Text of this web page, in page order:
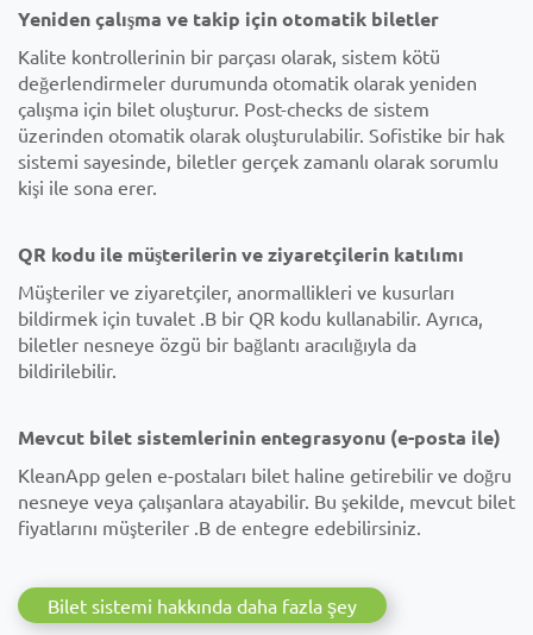
Yeniden çalışma ve takip için otomatik biletler
Kalite kontrollerinin bir parçası olarak, sistem kötü
değerlendirmeler durumunda otomatik olarak yeniden
çalışma için bilet oluşturur. Post-checks de sistem
üzerinden otomatik olarak oluşturulabilir. Sofistike bir hak
sistemi sayesinde, biletler gerçek zamanlı olarak sorumlu
kişi ile sona erer.
QR kodu ile müşterilerin ve ziyaretçilerin katılımı
Müşteriler ve ziyaretçiler, anormallikleri ve kusurları
bildirmek için tuvalet .B bir QR kodu kullanabilir. Ayrıca,
biletler nesneye özgü bir bağlantı aracılığıyla da
bildirilebilir.
Mevcut bilet sistemlerinin entegrasyonu (e-posta ile)
KleanApp gelen e-postaları bilet haline getirebilir ve doğru
nesneye veya çalışanlara atayabilir. Bu şekilde, mevcut bilet
fiyatlarını müşteriler .B de entegre edebilirsiniz.
Bilet sistemi hakkında daha fazla şey